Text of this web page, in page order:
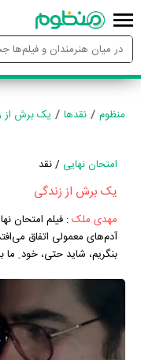
منظوم نقدها یک برش از
امتحان نهایی / نقد
یک برش از زندگی
مهدی ملک: فیلم امتحان
آدم‌های معمولی اتفاق
بنگریم، شاید حتی، خود ِ ما